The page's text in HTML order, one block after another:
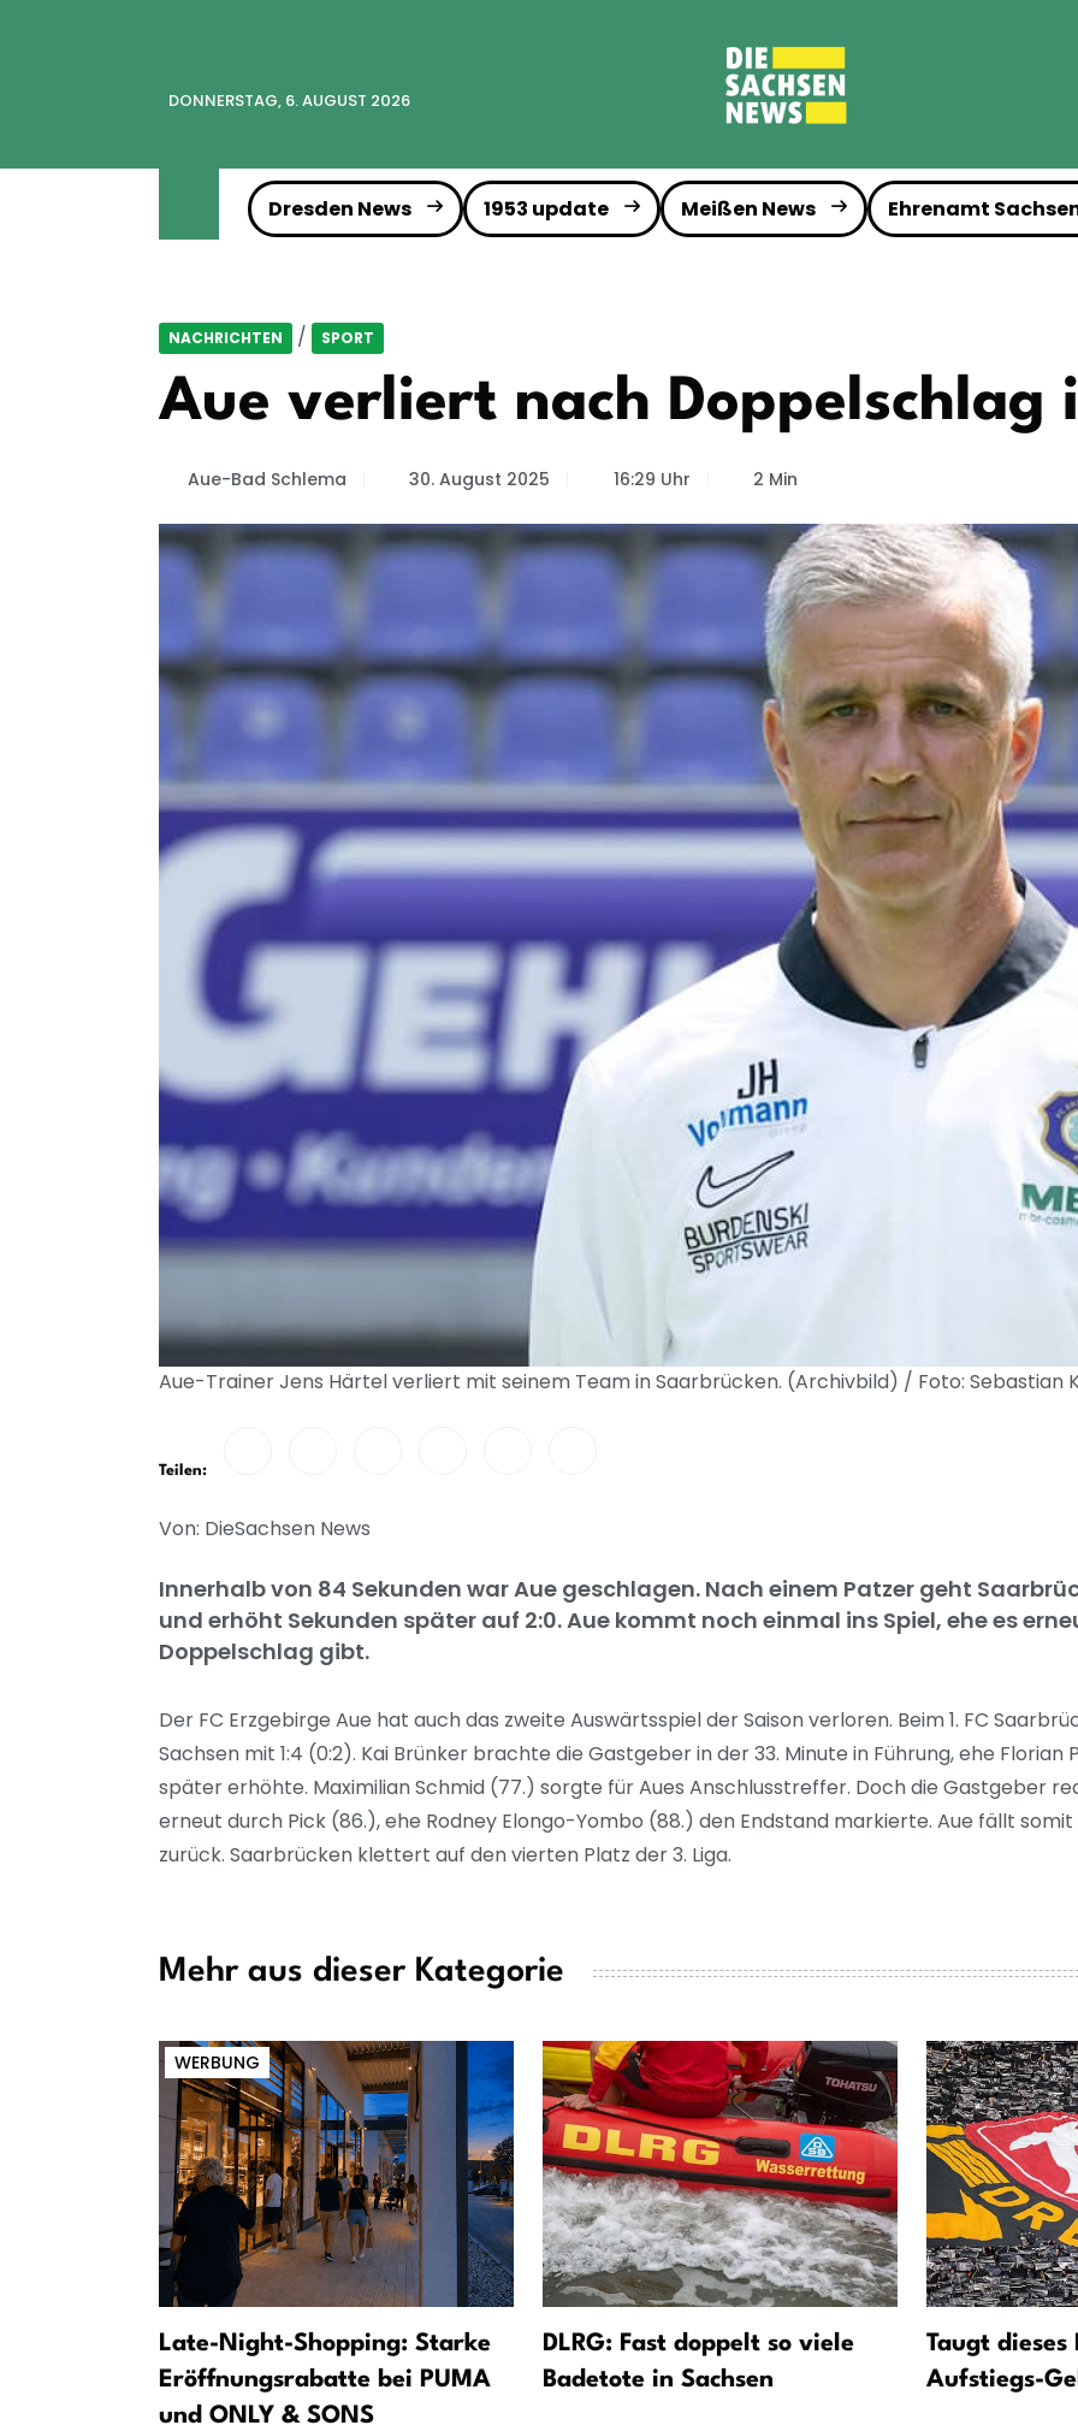
DONNERSTAG, 6. AUGUST 2026
Dresden News 1953 update Meißen News Ehrenamt
NACHRICHTEN / SPORT
Aue verliert nach Doppelschlag
Aue-Bad Schlema 30. August 2025 16:29 Uhr 2 Min
Aue-Trainer Jens Härtel verliert mit seinem Team in Saarbrücken. (Archivbild) / Foto: Sebastian
Teilen:
Von: DieSachsen News
Innerhalb von 84 Sekunden war Aue geschlagen. Nach einem Patzer geht
und erhöht Sekunden später auf 2:0. Aue kommt noch einmal ins Spiel, ehe es
Doppelschlag gibt.
Der FC Erzgebirge Aue hat auch das zweite Auswärtsspiel der Saison verloren. Beim 1. FC
Sachsen mit 1:4 (0:2). Kai Brünker brachte die Gastgeber in der 33. Minute in Führung, ehe Florian
später erhöhte. Maximilian Schmid (77.) sorgte für Aues Anschlusstreffer. Doch die Gastgeber
erneut durch Pick (86.), ehe Rodney Elongo-Yombo (88.) den Endstand markierte. Aue fällt somit
zurück. Saarbrücken klettert auf den vierten Platz der 3. Liga.
Mehr aus dieser Kategorie
WERBUNG
Late-Night-Shopping: Starke
Eröffnungsrabatte bei PUMA
und ONLY & SONS
DLRG: Fast doppelt so viele
Badetote in Sachsen
Taugt dieses
Aufstiegs-